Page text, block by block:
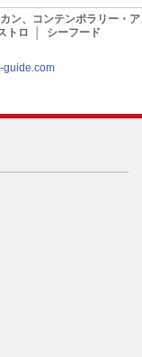
ン、コンテンポラリー・
トロ
シーフード
guide.com